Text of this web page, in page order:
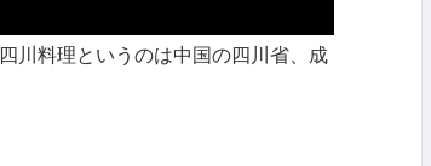
四川料理というのは中国の四川省、成